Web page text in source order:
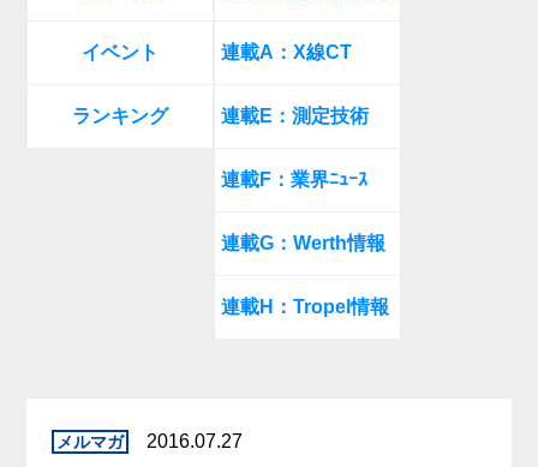
イベント
ランキング
連載A：X線CT
連載E：測定技術
連載F：業界ﾆｭｰｽ
連載G：Werth情報
連載H：Tropel情報
2016.07.27